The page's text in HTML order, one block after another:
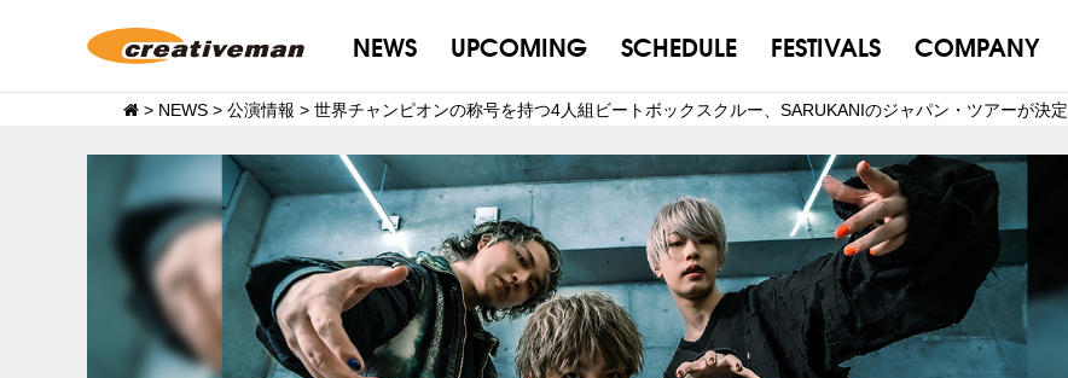
NEWS UPCOMING SCHEDULE FESTIVALS COMPANY
> NEWS > 公演情報 > 世界チャンピオンの称号を持つ4人組ビートボックスクルー、SARUKANIのジャパン・ツアーが決定